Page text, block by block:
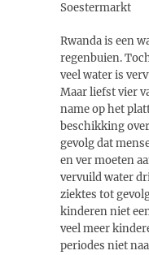
Soestermarkt
Rwanda is een
regenbuien.
veel water is
Maar liefst vier
name op het
beschikking
gevolg dat
en ver moeten
vervuild water
ziektes tot
kinderen niet
veel meer
periodes niet